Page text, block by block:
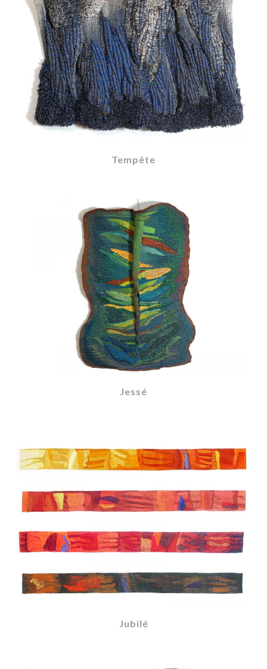
Tempête
Jessé
Jubilé